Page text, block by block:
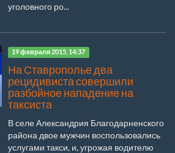
уголовного ро...
19 февраля 2015, 14:37
На Ставрополье два
рецидивиста совершили
разбойное нападение на
таксиста
В селе Александрия Благодарненского
района двое мужчин воспользовались
услугами такси, и, угрожая водителю